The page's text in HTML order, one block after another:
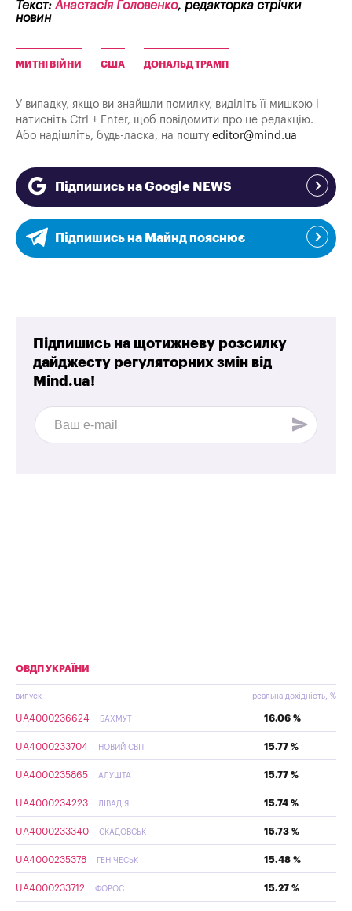
Текст: Анастасія Головенко, редакторка стрічки
новин
МИТНІ ВІЙНИ США ДОНАЛЬД ТРАМП
У випадку, якщо ви знайшли помилку, виділіть її мишкою і
натисніть Ctrl + Enter, щоб повідомити про це редакцію.
Або надішліть, будь-ласка, на пошту editor@mind.ua
Підпишись на Google NEWS
Підпишись на Майнд пояснює
Підпишись на щотижневу розсилку
дайджесту регуляторних змін від
Mind.ua!
ОВДП УКРАЇНИ
випуск реальна дохідність, %
UA4000236624 БАХМУТ 16.06 %
UA4000233704 НОВИЙ СВІТ 15.77 %
UA4000235865 АЛУШТА 15.77 %
UA4000234223 ЛІВАДІЯ 15.74 %
UA4000233340 СКАДОВСЬК 15.73 %
UA4000235378 ГЕНІЧЕСЬК 15.48 %
UA4000233712 ФОРОС 15.27 %